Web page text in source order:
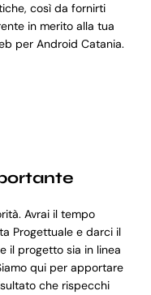
così da fornirti
in merito alla tua
per Android Catania.
Avrai il tempo
Progettuale e darci il
il progetto sia in linea
qui per apportare
che rispecchi